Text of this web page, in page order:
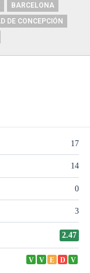
BARCELONA
DE CONCEPCIÓN